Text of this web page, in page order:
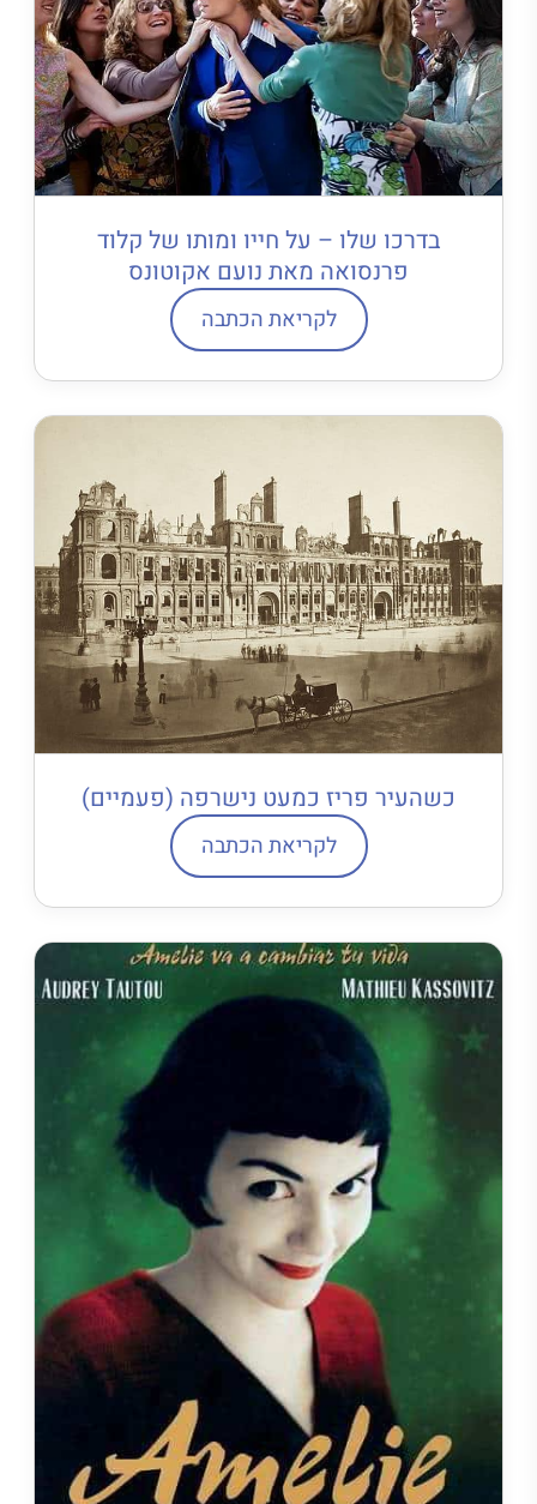
בדרכו שלו – על חייו ומותו של קלוד
פרנסואה מאת נועם אקוטונס
לקריאת הכתבה
כשהעיר פריז כמעט נישרפה (פעמיים)
לקריאת הכתבה